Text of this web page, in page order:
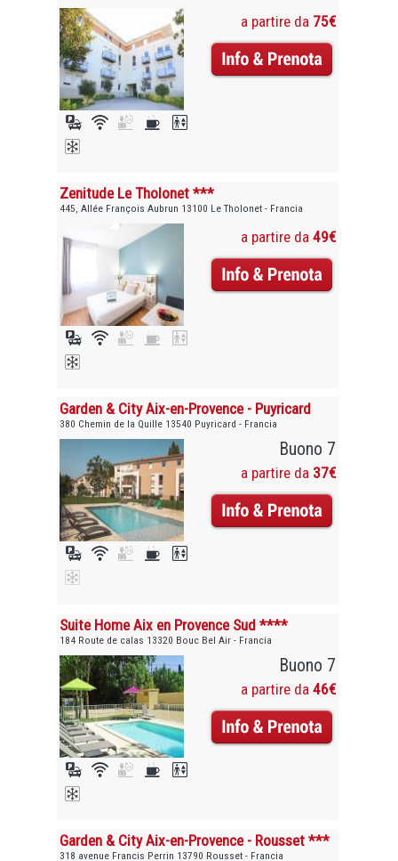
a partire da 75€
Zenitude Le Tholonet ***
445, Allée François Aubrun 13100 Le Tholonet - Francia
a partire da 49€
Garden & City Aix-en-Provence - Puyricard
380 Chemin de la Quille 13540 Puyricard - Francia
Buono 7
a partire da 37€
Suite Home Aix en Provence Sud ****
184 Route de calas 13320 Bouc Bel Air - Francia
Buono 7
a partire da 46€
Garden & City Aix-en-Provence - Rousset ***
318 avenue Francis Perrin 13790 Rousset - Francia